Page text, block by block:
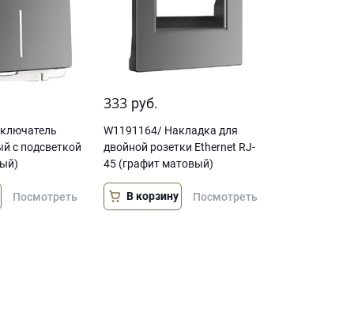
с подсветкой
Посмотреть
333 руб.
W1191164/ Накладка для
двойной розетки Еthernet RJ-
45 (графит матовый)
В корзину Посмотреть